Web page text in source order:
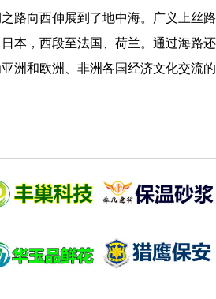
路向西伸展到了地中海。广义上丝路
本，西段至法国、荷兰。通过海路还
洲和欧洲、非洲各国经济文化交流的